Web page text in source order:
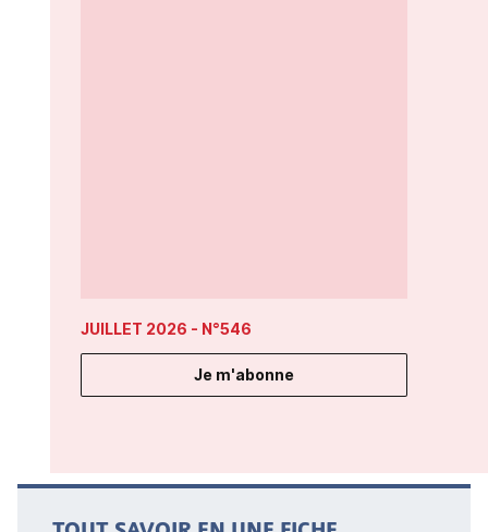
JUILLET 2026 - N°546
Je m'abonne